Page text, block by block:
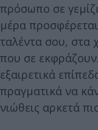
πρόσωπο σε
μέρα
ταλέντα σου, στα
που σε
εξαιρετικά
πραγματικά να
νιώθεις αρκετά